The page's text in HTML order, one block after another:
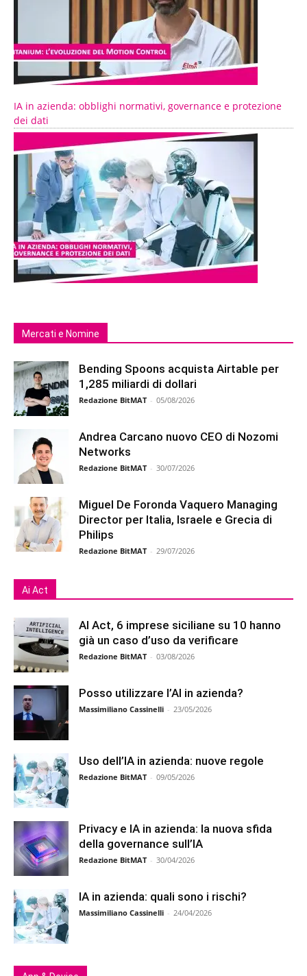
IA in azienda: obblighi normativi, governance e protezione
dei dati
Mercati e Nomine
Bending Spoons acquista Airtable per
1,285 miliardi di dollari
Redazione BitMAT - 05/08/2026
Andrea Carcano nuovo CEO di Nozomi
Networks
Redazione BitMAT - 30/07/2026
Miguel De Foronda Vaquero Managing
Director per Italia, Israele e Grecia di
Philips
Redazione BitMAT - 29/07/2026
Ai Act
AI Act, 6 imprese siciliane su 10 hanno
già un caso d’uso da verificare
Redazione BitMAT - 03/08/2026
Posso utilizzare l’AI in azienda?
Massimiliano Cassinelli - 23/05/2026
Uso dell’IA in azienda: nuove regole
Redazione BitMAT - 09/05/2026
Privacy e IA in azienda: la nuova sfida
della governance sull’IA
Redazione BitMAT - 30/04/2026
IA in azienda: quali sono i rischi?
Massimiliano Cassinelli - 24/04/2026